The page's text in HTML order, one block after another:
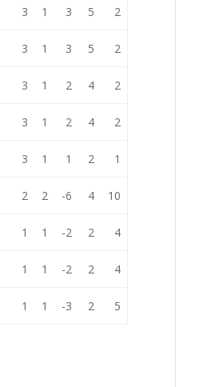
3 1 3 5 2
3 1 3 5 2
3 1 2 4 2
3 1 2 4 2
3 1 1 2 1
2 2 -6 4 10
1 1 -2 2 4
1 1 -2 2 4
1 1 -3 2 5